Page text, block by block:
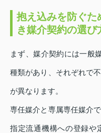
抱え込みを防ぐた
き媒介契約の選び
まず、媒介契約には一般
種類があり、それぞれで
が異なります。
専任媒介と専属専任媒介
指定流通機構への登録や